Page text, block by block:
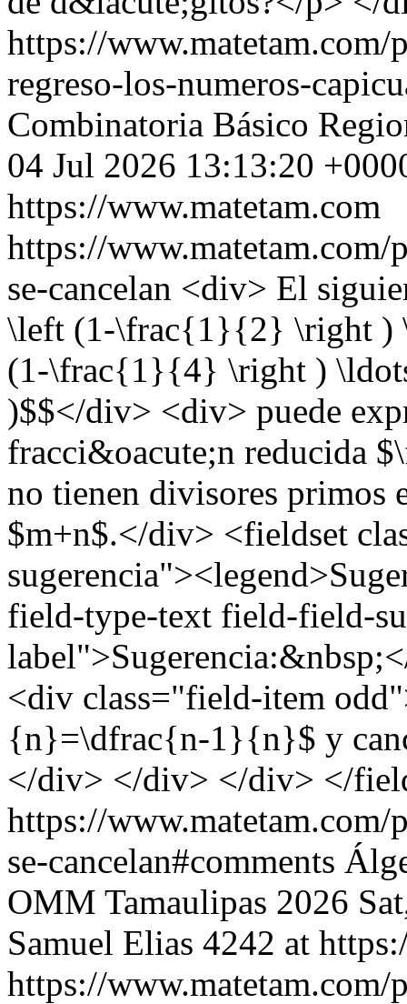
https://
regreso-los-numeros-
Combinatoria Básico
04 Jul 2026 13:13:20
https://www.matetam.com
https://www.matetam.com/
se-cancelan <div> El
\left (1-\frac{1}{2} \right
(1-\frac{1}{4} \right )
)$$</div> <div> puede
fracci&oacute;n reducida
no tienen divisores primos
$m+n$.</div> <fieldset
field-type-text field-field-
<div class="field-item
{n}=\dfrac{n-1}{n}$ y
</div> </div> </div> </
https://www.matetam.com/
se-cancelan#comments
OMM Tamaulipas 2026
Samuel Elias 4242 at
https://www.matetam.com/